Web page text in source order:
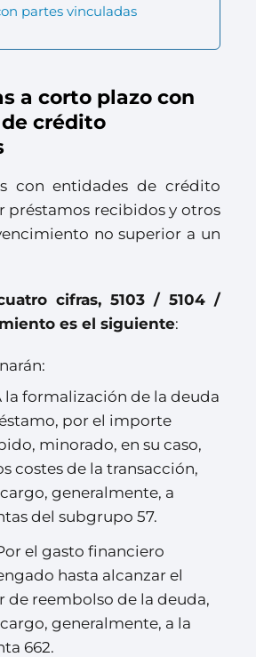
partes vinculadas
a corto plazo con
crédito
con entidades de crédito
préstamos recibidos y otros
no superior a un
cifras, 5103 / 5104 /
es el siguiente:
la formalización de la deuda
por el importe
minorado, en su caso,
costes de la transacción,
generalmente, a
del subgrupo 57.
el gasto financiero
hasta alcanzar el
de reembolso de la deuda,
generalmente, a la
662.